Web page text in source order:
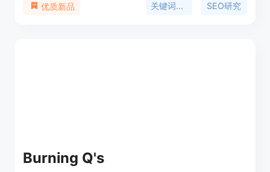
生成大量有用的关键词，并根据数据决策选择要针对
优质新品 关键词研究 SEO研究
Burning Q's